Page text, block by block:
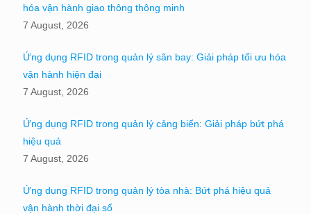
hóa vận hành giao thông thông minh
7 August, 2026
Ứng dụng RFID trong quản lý sân bay: Giải pháp tối ưu hóa
vận hành hiện đại
7 August, 2026
Ứng dụng RFID trong quản lý cảng biển: Giải pháp bứt phá
hiệu quả
7 August, 2026
Ứng dụng RFID trong quản lý tòa nhà: Bứt phá hiệu quả
vận hành thời đại số